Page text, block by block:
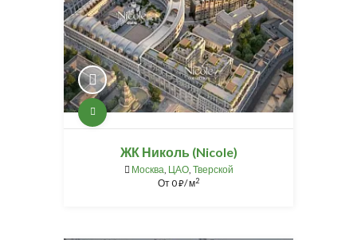
ЖК Николь (Nicole)
Москва, ЦАО, Тверской
От0⃏/ м2